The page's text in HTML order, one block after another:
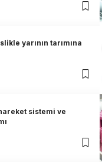
yarının tarımına
sistemi ve